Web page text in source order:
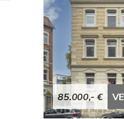
85.000,- €